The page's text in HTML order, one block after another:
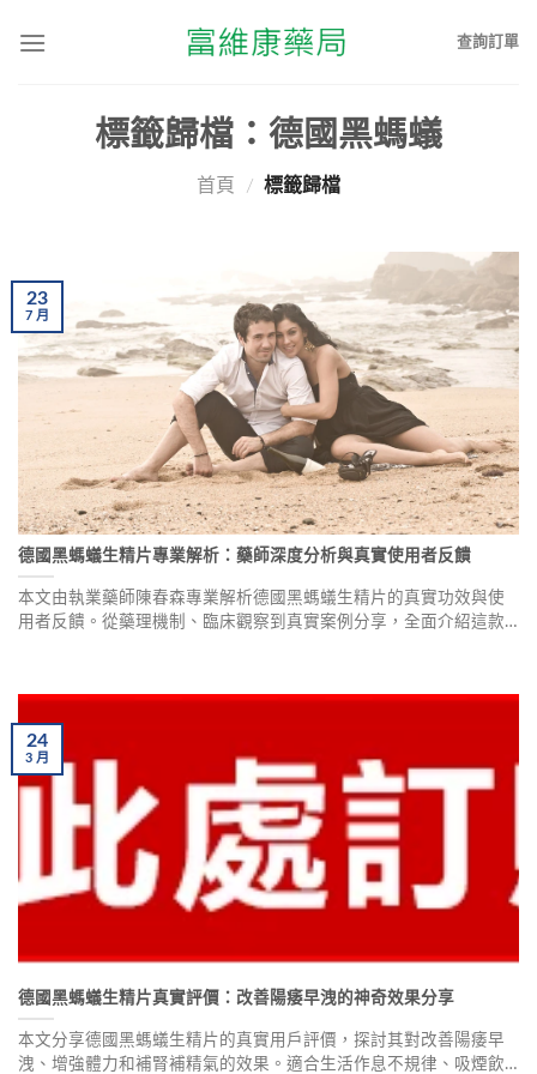
查詢訂單
標籤歸檔： 德國黑螞蟻
首頁 / 標籤歸檔
德國黑螞蟻生精片專業解析：藥師深度分析與真實使用者反饋
本文由執業藥師陳春森專業解析德國黑螞蟻生精片的真實功效與使
用者反饋。從藥理機制、臨床觀察到真實案例分享，全面介紹這款
23
7月
德國黑螞蟻生精片真實評價：改善陽痿早洩的神奇效果分享
本文分享德國黑螞蟻生精片的真實用戶評價，探討其對改善陽痿早
洩、增強體力和補腎補精氣的效果。適合生活作息不規律、吸煙飲
24
3月